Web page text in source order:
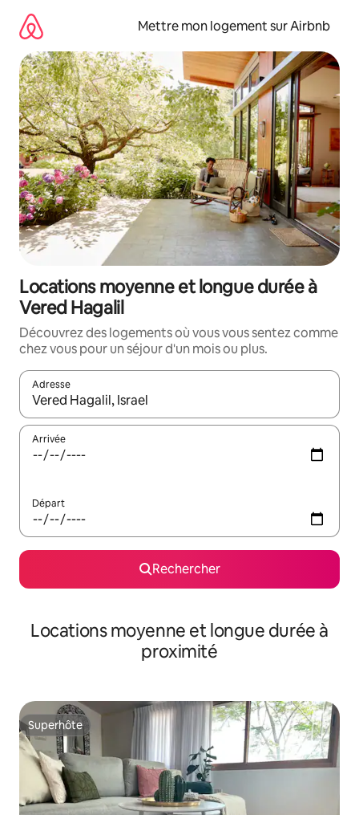
directement
contenu
Mettre mon logement sur Airbnb
Locations moyenne et longue durée à
Vered Hagalil
Découvrez des logements où vous vous sentez comme
chez vous pour un séjour d'un mois ou plus.
Adresse
Lorsque les résultats s'affichent, utilisez les flèches vers le
Arrivée
Départ
Rechercher
Locations moyenne et longue durée à
proximité
Superhôte
Superhôte